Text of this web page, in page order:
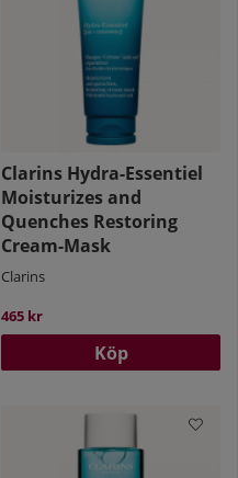
Clarins Hydra-Essentiel
Moisturizes and
Quenches Restoring
Cream-Mask
Clarins
465 kr
Köp